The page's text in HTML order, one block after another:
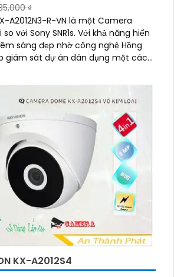
₫
A2012N3-R-VN là một Camera
SNR1s. Với khả năng hiển
sáng đẹp nhờ công nghệ Hồng
giám sát dự án dân dụng một cách
KX-A2012S4